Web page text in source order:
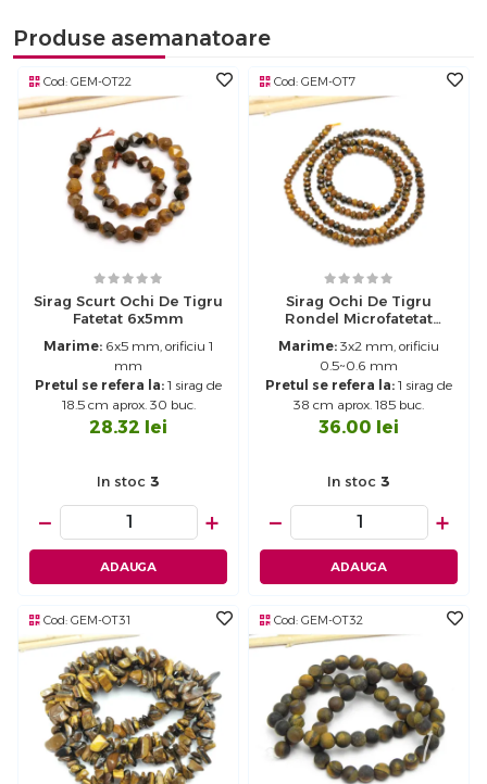
Produse asemanatoare
Cod: GEM-OT22
Sirag Scurt Ochi De Tigru
Fatetat 6x5mm
Marime: 6x5 mm, orificiu 1
mm
Pretul se refera la: 1 sirag de
18.5 cm aprox. 30 buc.
28.32 lei
In stoc 3
− +
ADAUGA
Cod: GEM-OT7
Sirag Ochi De Tigru
Rondel Microfatetat
Marime: 3x2 mm, orificiu
0.5~0.6 mm
Pretul se refera la: 1 sirag de
38 cm aprox. 185 buc.
36.00 lei
In stoc 3
− +
ADAUGA
Cod: GEM-OT31 Cod: GEM-OT32